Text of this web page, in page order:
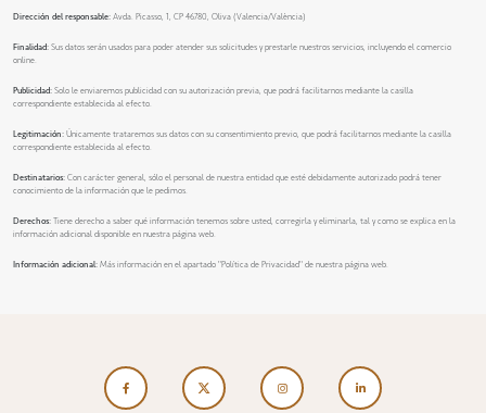
Dirección del responsable: Avda. Picasso, 1, CP 46780, Oliva (Valencia/València)
Finalidad: Sus datos serán usados para poder atender sus solicitudes y prestarle nuestros servicios, incluyendo el comercio
online.
Publicidad: Solo le enviaremos publicidad con su autorización previa, que podrá facilitarnos mediante la casilla
correspondiente establecida al efecto.
Legitimación: Únicamente trataremos sus datos con su consentimiento previo, que podrá facilitarnos mediante la casilla
correspondiente establecida al efecto.
Destinatarios: Con carácter general, sólo el personal de nuestra entidad que esté debidamente autorizado podrá tener
conocimiento de la información que le pedimos.
Derechos: Tiene derecho a saber qué información tenemos sobre usted, corregirla y eliminarla, tal y como se explica en la
información adicional disponible en nuestra página web.
Información adicional: Más información en el apartado "Política de Privacidad" de nuestra página web.